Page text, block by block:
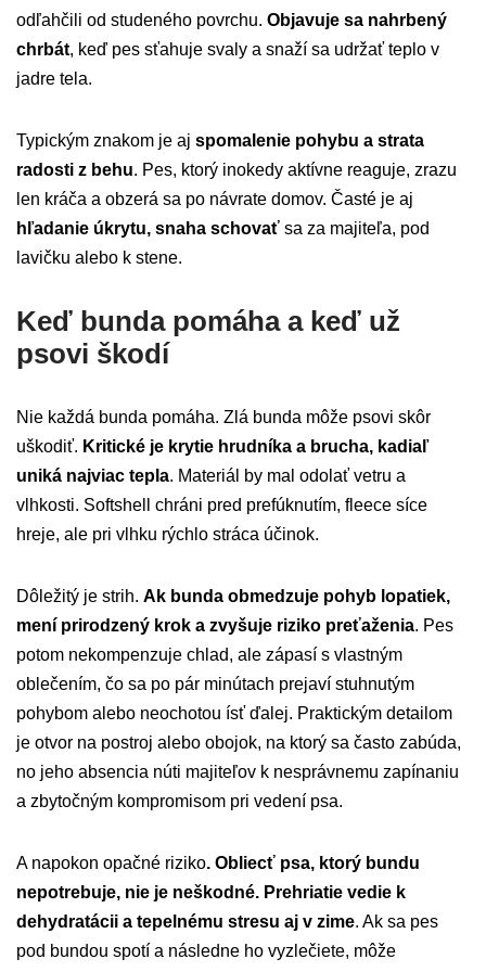
odľahčili od studeného povrchu. Objavuje sa nahrbený
chrbát, keď pes sťahuje svaly a snaží sa udržať teplo v
jadre tela.
Typickým znakom je aj spomalenie pohybu a strata
radosti z behu. Pes, ktorý inokedy aktívne reaguje, zrazu
len kráča a obzerá sa po návrate domov. Časté je aj
hľadanie úkrytu, snaha schovať sa za majiteľa, pod
lavičku alebo k stene.
Keď bunda pomáha a keď už
psovi škodí
Nie každá bunda pomáha. Zlá bunda môže psovi skôr
uškodiť. Kritické je krytie hrudníka a brucha, kadiaľ
uniká najviac tepla. Materiál by mal odolať vetru a
vlhkosti. Softshell chráni pred prefúknutím, fleece síce
hreje, ale pri vlhku rýchlo stráca účinok.
Dôležitý je strih. Ak bunda obmedzuje pohyb lopatiek,
mení prirodzený krok a zvyšuje riziko preťaženia. Pes
potom nekompenzuje chlad, ale zápasí s vlastným
oblečením, čo sa po pár minútach prejaví stuhnutým
pohybom alebo neochotou ísť ďalej. Praktickým detailom
je otvor na postroj alebo obojok, na ktorý sa často zabúda,
no jeho absencia núti majiteľov k nesprávnemu zapínaniu
a zbytočným kompromisom pri vedení psa.
A napokon opačné riziko. Obliecť psa, ktorý bundu
nepotrebuje, nie je neškodné. Prehriatie vedie k
dehydratácii a tepelnému stresu aj v zime. Ak sa pes
pod bundou spotí a následne ho vyzlečiete, môže